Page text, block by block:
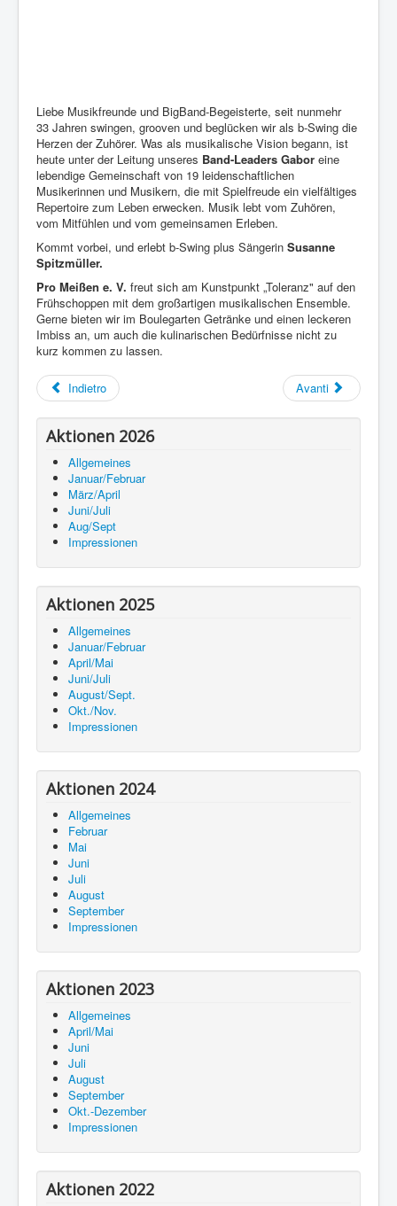
Liebe Musikfreunde und BigBand-Begeisterte, seit nunmehr
33 Jahren swingen, grooven und beglücken wir als b-Swing die
Herzen der Zuhörer. Was als musikalische Vision begann, ist
heute unter der Leitung unseres Band-Leaders Gabor eine
lebendige Gemeinschaft von 19 leidenschaftlichen
Musikerinnen und Musikern, die mit Spielfreude ein vielfältiges
Repertoire zum Leben erwecken. Musik lebt vom Zuhören,
vom Mitfühlen und vom gemeinsamen Erleben.
Kommt vorbei, und erlebt b-Swing plus Sängerin Susanne
Spitzmüller.
Pro Meißen e. V. freut sich am Kunstpunkt „Toleranz" auf den
Frühschoppen mit dem großartigen musikalischen Ensemble.
Gerne bieten wir im Boulegarten Getränke und einen leckeren
Imbiss an, um auch die kulinarischen Bedürfnisse nicht zu
kurz kommen zu lassen.
Indietro Avanti
Aktionen 2026
Allgemeines
Januar/Februar
März/April
Juni/Juli
Aug/Sept
Impressionen
Aktionen 2025
Allgemeines
Januar/Februar
April/Mai
Juni/Juli
August/Sept.
Okt./Nov.
Impressionen
Aktionen 2024
Allgemeines
Februar
Mai
Juni
Juli
August
September
Impressionen
Aktionen 2023
Allgemeines
April/Mai
Juni
Juli
August
September
Okt.-Dezember
Impressionen
Aktionen 2022